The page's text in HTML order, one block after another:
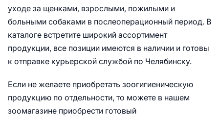
уходе за щенками, взрослыми, пожилыми и
больными собаками в послеоперационный период. В
каталоге встретите широкий ассортимент
продукции, все позиции имеются в наличии и готовы
к отправке курьерской службой по Челябинску.
Если не желаете приобретать зоогигиеническую
продукцию по отдельности, то можете в нашем
зоомагазине приобрести готовый